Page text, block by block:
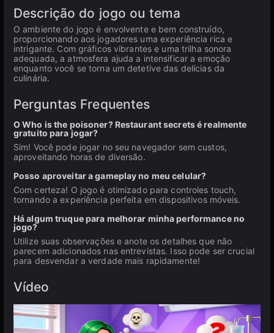
Descrição do jogo ou tema
O ambiente do jogo é envolvente e bem construído,
proporcionando aos jogadores uma experiência rica e
intrigante. Com gráficos vibrantes e uma trilha sonora
adequada, a atmosfera ajuda a intensificar a emoção
enquanto você se torna um detetive das delícias da
culinária.
Perguntas Frequentes
O Who is the poisoner? Restaurant secrets é realmente
gratuito para jogar?
Sim! Você pode jogar no seu navegador sem custos,
aproveitando horas de diversão.
Posso aproveitar a gameplay no meu celular?
Com certeza! O jogo é otimizado para controles touch,
tornando a experiência perfeita em dispositivos móveis.
Há algum truque para melhorar minha performance no
jogo?
Utilize suas observações e anote os detalhes que não
parecem adicionados nas entrevistas. Isso pode ser crucial
para desvendar a verdade mais rapidamente!
Vídeo